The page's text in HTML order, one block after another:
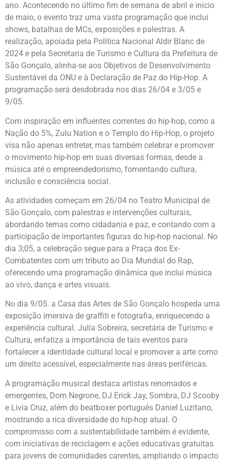
ano. Acontecendo no último fim de semana de abril e início
de maio, o evento traz uma vasta programação que inclui
shows, batalhas de MCs, exposições e palestras. A
realização, apoiada pela Política Nacional Aldir Blanc de
2024 e pela Secretaria de Turismo e Cultura da Prefeitura de
São Gonçalo, alinha-se aos Objetivos de Desenvolvimento
Sustentável da ONU e à Declaração de Paz do Hip-Hop. A
programação será desdobrada nos dias 26/04 e 3/05 e
9/05.
Com inspiração em influentes correntes do hip-hop, como a
Nação do 5%, Zulu Nation e o Templo do Hip-Hop, o projeto
visa não apenas entreter, mas também celebrar e promover
o movimento hip-hop em suas diversas formas, desde a
música até o empreendedorismo, fomentando cultura,
inclusão e consciência social.
As atividades começam em 26/04 no Teatro Municipal de
São Gonçalo, com palestras e intervenções culturais,
abordando temas como cidadania e paz, e contando com a
participação de importantes figuras do hip-hop nacional. No
dia 3;05, a celebração segue para a Praça dos Ex-
Combatentes com um tributo ao Dia Mundial do Rap,
oferecendo uma programação dinâmica que inclui música
ao vivo, dança e artes visuais.
No dia 9/05. a Casa das Artes de São Gonçalo hospeda uma
exposição imersiva de graffiti e fotografia, enriquecendo a
experiência cultural. Julia Sobreira, secretária de Turismo e
Cultura, enfatiza a importância de tais eventos para
fortalecer a identidade cultural local e promover a arte como
um direito acessível, especialmente nas áreas periféricas.
A programação musical destaca artistas renomados e
emergentes, Dom Negrone, DJ Erick Jay, Sombra, DJ Scooby
e Livia Cruz, além do beatboxer português Daniel Luzitano,
mostrando a rica diversidade do hip-hop atual. O
compromisso com a sustentabilidade também é evidente,
com iniciativas de reciclagem e ações educativas gratuitas
para jovens de comunidades carentes, ampliando o impacto